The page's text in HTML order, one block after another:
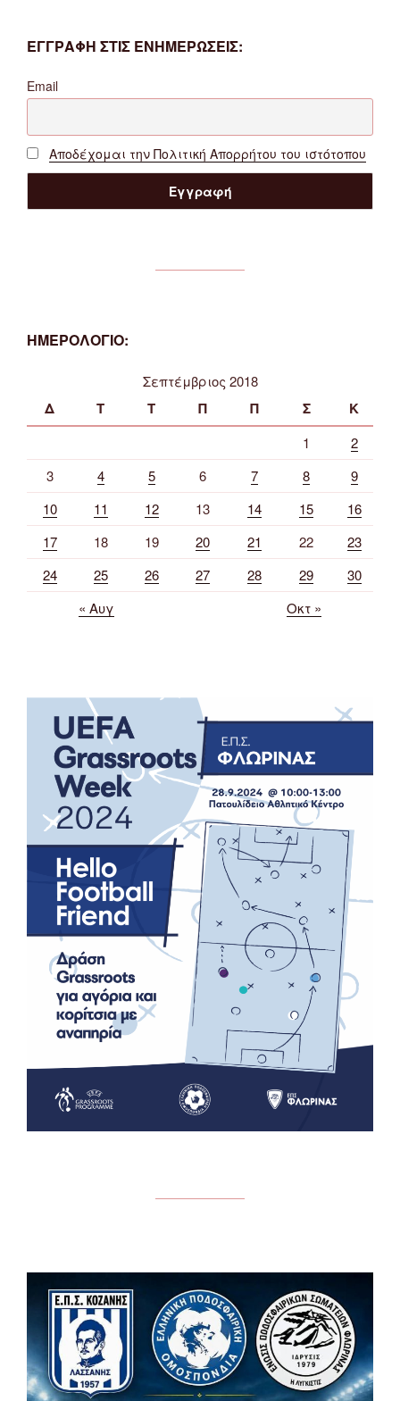
ΕΓΓΡΑΦΗ ΣΤΙΣ ΕΝΗΜΕΡΩΣΕΙΣ:
Email
Αποδέχομαι την Πολιτική Απορρήτου του ιστότοπου
ΗΜΕΡΟΛΟΓΙΟ:
Σεπτέμβριος 2018
Δ Τ Τ Π Π Σ Κ
1
2
3
4 5 6 7 8
9
10
11 12 13 14 15
16
17
18 19 20 21 22
23
24
25 26 27 28 29
30
« Αυγ
Οκτ »